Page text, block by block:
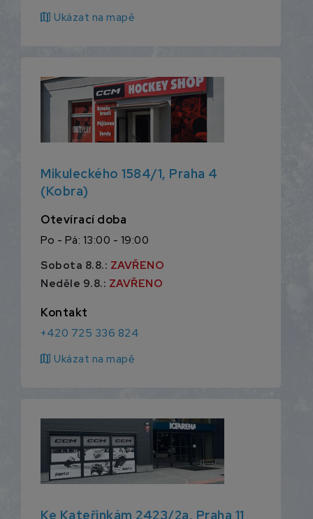
map Ukázat na mapě
Mikuleckého 1584/1, Praha 4
(Kobra)
Otevírací doba
Po - Pá: 13:00 - 19:00
Sobota 8.8.: ZAVŘENO
Neděle 9.8.: ZAVŘENO
Kontakt
+420 725 336 824
map Ukázat na mapě
Ke Kateřinkám 2423/2a, Praha 11